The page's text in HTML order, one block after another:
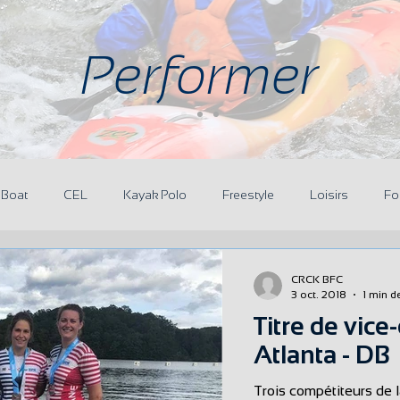
Performer
CEL Kayak Polo Freestyle Loisirs
Titre de
Atlanta - DB
Trois compétiteurs de
CRCK BFC
3 oct. 2018
1 min